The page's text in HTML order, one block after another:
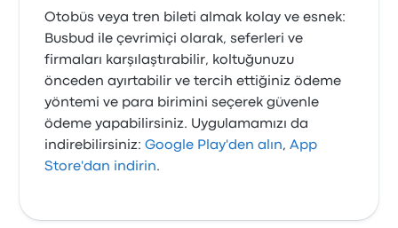
Otobüs veya tren bileti almak kolay ve esnek:
Busbud ile çevrimiçi olarak, seferleri ve
firmaları karşılaştırabilir, koltuğunuzu
önceden ayırtabilir ve tercih ettiğiniz ödeme
yöntemi ve para birimini seçerek güvenle
ödeme yapabilirsiniz. Uygulamamızı da
indirebilirsiniz:Google Play'den alın,App
Store'dan indirin.